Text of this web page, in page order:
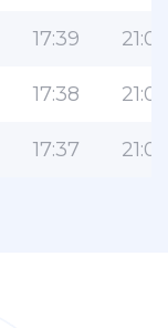
17:39 21:08
17:38 21:06
17:37 21:05